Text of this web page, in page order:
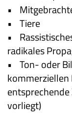
•
• Tiere
•
radikales
• Ton- oder
vorliegt)